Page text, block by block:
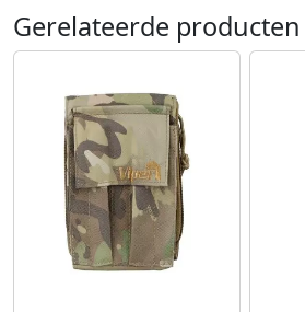
Gerelateerde producten